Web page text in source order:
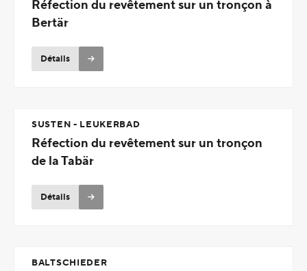
Réfection du revêtement sur un tronçon à
Bertär
Détails
SUSTEN - LEUKERBAD
Réfection du revêtement sur un tronçon
de la Tabär
Détails
BALTSCHIEDER